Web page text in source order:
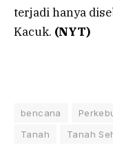
terjadi hanya
Kacuk. (NYT)
bencana
Tanah
Tanah